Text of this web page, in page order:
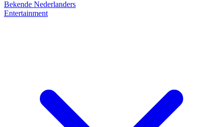
Bekende Nederlanders
Entertainment